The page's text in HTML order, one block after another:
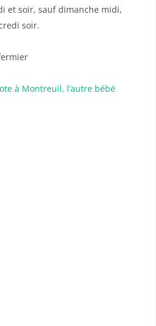
et soir, sauf dimanche midi,
soir.
à Montreuil, l’autre bébé